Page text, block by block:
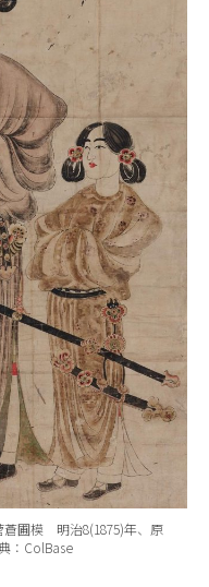
蒼圃模 明治8(1875)年、原
：ColBase